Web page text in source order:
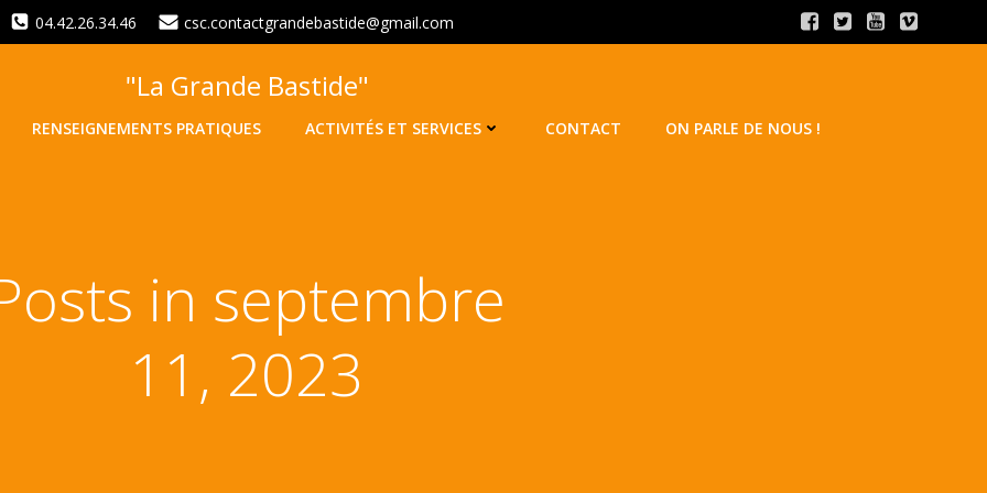
04.42.26.34.46 csc.contactgrandebastide@gmail.com
"La Grande Bastide"
RENSEIGNEMENTS PRATIQUES ACTIVITÉS ET SERVICES CONTACT ON PARLE DE NOUS !
in septembre
11, 2023